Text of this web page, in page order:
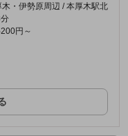
・伊勢原周辺 / 本厚木駅北
円～